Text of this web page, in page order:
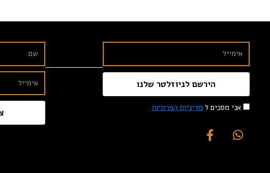
אני מסכים ל מדיניות הפרטיות
הירשם לניוזלטר שלנו